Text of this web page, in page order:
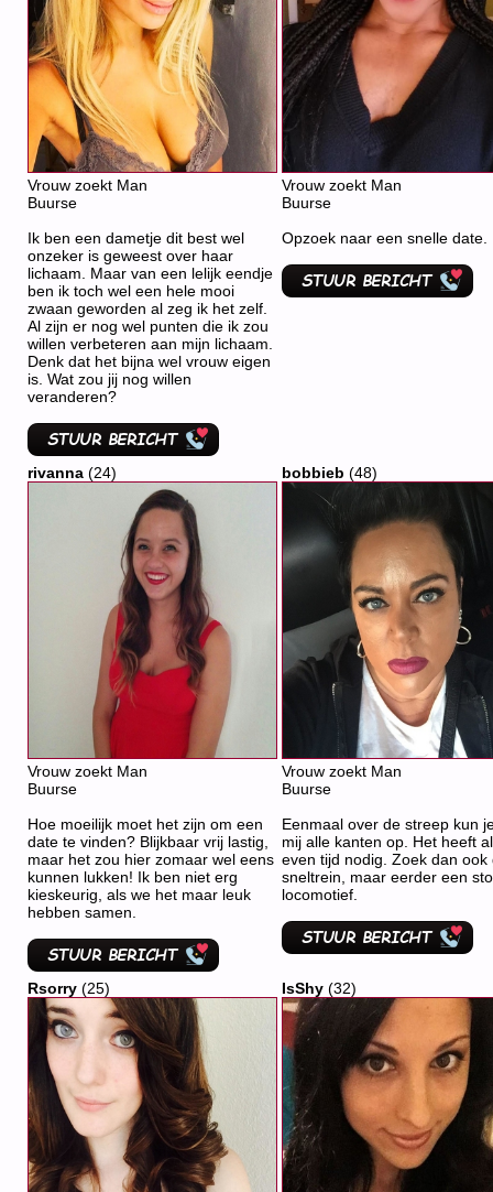
Vrouw zoekt Man
Buurse
Ik ben een dametje dit best wel
onzeker is geweest over haar
lichaam. Maar van een lelijk eendje
ben ik toch wel een hele mooi
zwaan geworden al zeg ik het zelf.
Al zijn er nog wel punten die ik zou
willen verbeteren aan mijn lichaam.
Denk dat het bijna wel vrouw eigen
is. Wat zou jij nog willen
veranderen?
Vrouw zoekt Man
Buurse
Opzoek naar een snelle date.
rivanna (24)
Vrouw zoekt Man
Buurse
Hoe moeilijk moet het zijn om een
date te vinden? Blijkbaar vrij lastig,
maar het zou hier zomaar wel eens
kunnen lukken! Ik ben niet erg
kieskeurig, als we het maar leuk
hebben samen.
bobbieb (48)
Vrouw zoekt Man
Buurse
Eenmaal over de streep kun
mij alle kanten op. Het heeft
even tijd nodig. Zoek dan ook
sneltrein, maar eerder een
locomotief.
Rsorry (25) IsShy (32)